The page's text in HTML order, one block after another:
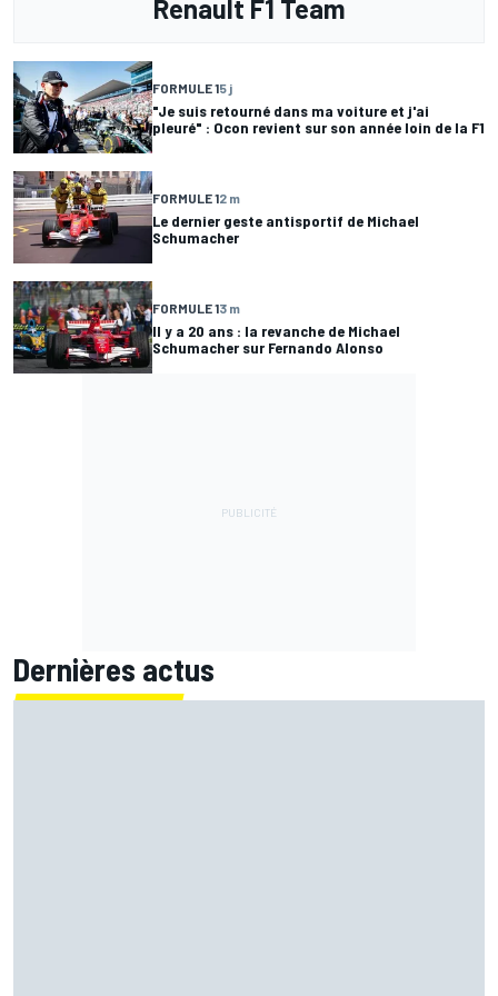
Renault F1 Team
FORMULE 15 j
"Je suis retourné dans ma voiture et j'ai
pleuré" : Ocon revient sur son année loin de la F1
FORMULE 12 m
Le dernier geste antisportif de Michael
Schumacher
FORMULE 13 m
Il y a 20 ans : la revanche de Michael
Schumacher sur Fernando Alonso
Dernières actus